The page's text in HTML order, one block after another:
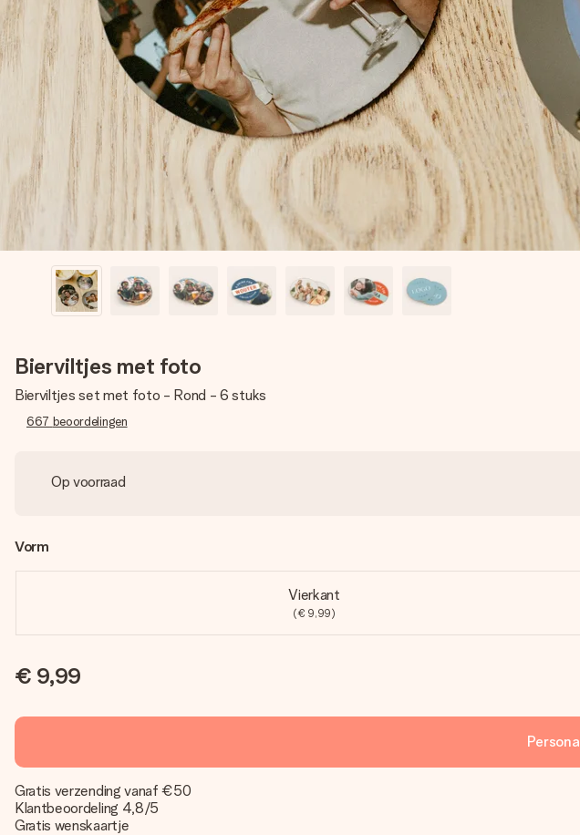
Bierviltjes met foto
Bierviltjes set met foto - Rond - 6 stuks
667 beoordelingen
Op voorraad
Vorm
Vierkant
(€ 9,99)
€ 9,99
Gratis verzending vanaf €50
Klantbeoordeling 4,8/5
Gratis wenskaartje